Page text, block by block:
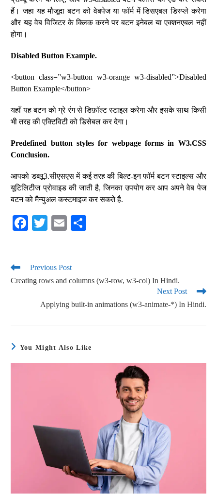
हैं। जहा यह मौजूदा बटन को वेबपेज या फॉर्म में डिसएबल डिस्प्ले करेगा
और यह वेब विजिटर के क्लिक करने पर बटन इनेबल या एक्शनएबल नहीं
होगा।
Disabled Button Example.
<button class=”w3-button w3-orange w3-disabled”>Disabled
Button Example</button>
यहाँ यह बटन को ग्रे रंग से डिफ़ॉल्ट स्टाइल करेगा और इसके साथ किसी
भी तरह की एक्टिविटी को डिसेबल कर देगा।
Predefined button styles for webpage forms in W3.CSS
Conclusion.
आपको डब्लू3.सीएसएस में कई तरह की बिल्ट-इन फॉर्म बटन स्टाइल्स और
यूटिलिटीज प्रोवाइड की जाती है, जिनका उपयोग कर आप अपने वेब पेज
बटन को मैन्युअल कस्टमाइज कर सकते है.
Fa
ok
T
r
E
Previous Post
Creating rows and columns (w3-row, w3-col) In Hindi.
Next Post
Applying built-in animations (w3-animate-*) In Hindi.
You Might Also Like